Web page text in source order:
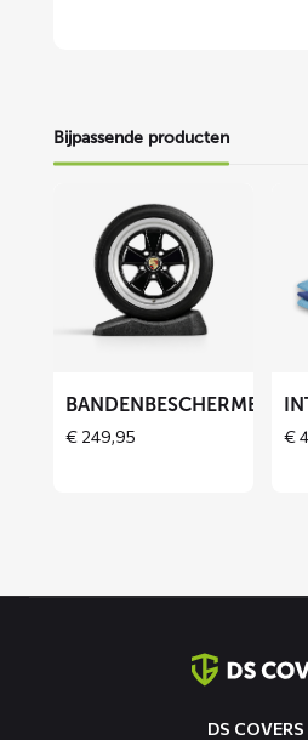
Bijpassende producten
Bandenbeschermers
BANDENBESCHERMERS
€ 249,95 €
DS COVERS